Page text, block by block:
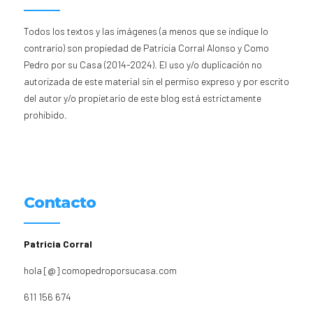
Todos los textos y las imágenes (a menos que se indique lo
contrario) son propiedad de Patricia Corral Alonso y Como
Pedro por su Casa (2014-2024). El uso y/o duplicación no
autorizada de este material sin el permiso expreso y por escrito
del autor y/o propietario de este blog está estrictamente
prohibido.
Contacto
Patricia Corral
hola [@] comopedroporsucasa.com
611 156 674